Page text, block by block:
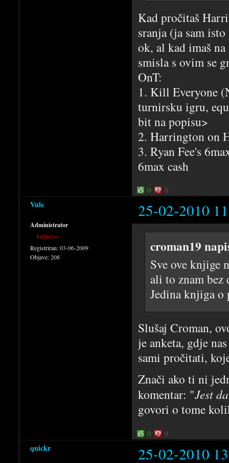
Kad pročitaš
sranja (ja sam
ok, al kad imaš
smisla s ovim se
OnT:
1. Kill Everyone
turnirsku igru,
bit na popisu>
2. Harrington on
3. Ryan Fee's
6max cash
0 0
Vule 25-02-2010
Administrator
Isključen
Registriran:03-06-2009
Objave:208
croman19
Sve ove knjige
ali to znam
Jedina knjiga o
Slušaj Croman,
je anketa, gdje
sami pročitati,
Znači ako ti ni
komentar: "Jest
govori o tome
0 0
quickr 25-02-2010